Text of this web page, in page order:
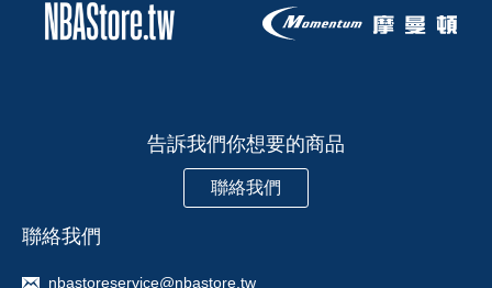
告訴我們你想要的商品
聯絡我們
聯絡我們
nbastoreservice@nbastore.tw